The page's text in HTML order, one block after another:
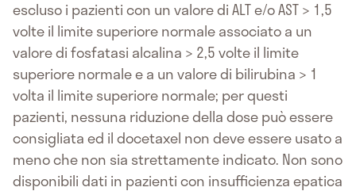
escluso i pazienti con un valore di ALT e/o AST > 1,5
volte il limite superiore normale associato a un
valore di fosfatasi alcalina > 2,5 volte il limite
superiore normale e a un valore di bilirubina > 1
volta il limite superiore normale; per questi
pazienti, nessuna riduzione della dose può essere
consigliata ed il docetaxel non deve essere usato a
meno che non sia strettamente indicato. Non sono
disponibili dati in pazienti con insufficienza epatica